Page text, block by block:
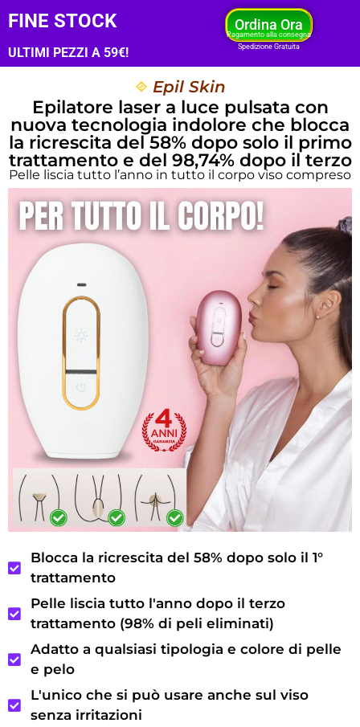
FINE STOCK
ULTIMI PEZZI A 59€!
Ordina Ora
Pagamento alla consegna
Spedizione Gratuita
Epil Skin
Epilatore laser a luce pulsata con
nuova tecnologia indolore che blocca
la ricrescita del 58% dopo solo il primo
trattamento e del 98,74% dopo il terzo
Pelle liscia tutto l’anno in tutto il corpo viso compreso
Blocca la ricrescita del 58% dopo solo il 1°
trattamento
Pelle liscia tutto l'anno dopo il terzo
trattamento (98% di peli eliminati)
Adatto a qualsiasi tipologia e colore di pelle
e pelo
L'unico che si può usare anche sul viso
senza irritazioni